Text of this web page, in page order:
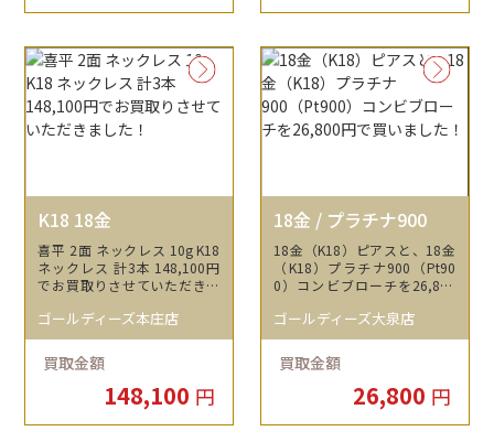
K18 18金
喜平 2面 ネックレス 10g K18
ネックレス 計3本 148,100円
でお買取りさせていただきま
ゴールディーズ本庄店
買取金額
148,100 円
18金 / プラチナ900
18金（K18）ピアスと、18金
（K18）プラチナ900（Pt90
0）コンビブローチを26,800
ゴールディーズ大泉店
買取金額
26,800 円